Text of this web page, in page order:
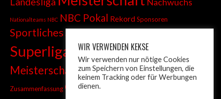
Nationalteams NBC NBC Pokal RekordSponsoren
SportlichesSprint
Superliga TandemTiroler Liga
Meisterschaft Trainer Turnier Weltcup wm
Zusammenfassung ÖM Österreich
WIR VERWENDEN KEKSE
Wir verwenden nur nötige Cookies
zum Speichern von Einstellungen, die
keinem Tracking oder für Werbungen
dienen.